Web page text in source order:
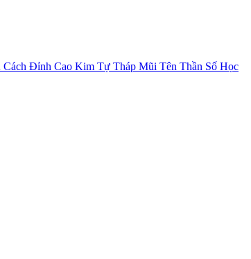
Cách Đỉnh Cao Kim Tự Tháp Mũi Tên Thần Số Học